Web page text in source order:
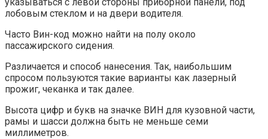
лобовым стеклом и на двери водителя.
Часто Вин-код можно найти на полу около
пассажирского сидения.
Различается и способ нанесения. Так, наибольшим
спросом пользуются такие варианты как лазерный
прожиг, чеканка и так далее.
Высота цифр и букв на значке ВИН для кузовной части,
рамы и шасси должна быть не меньше семи
миллиметров.